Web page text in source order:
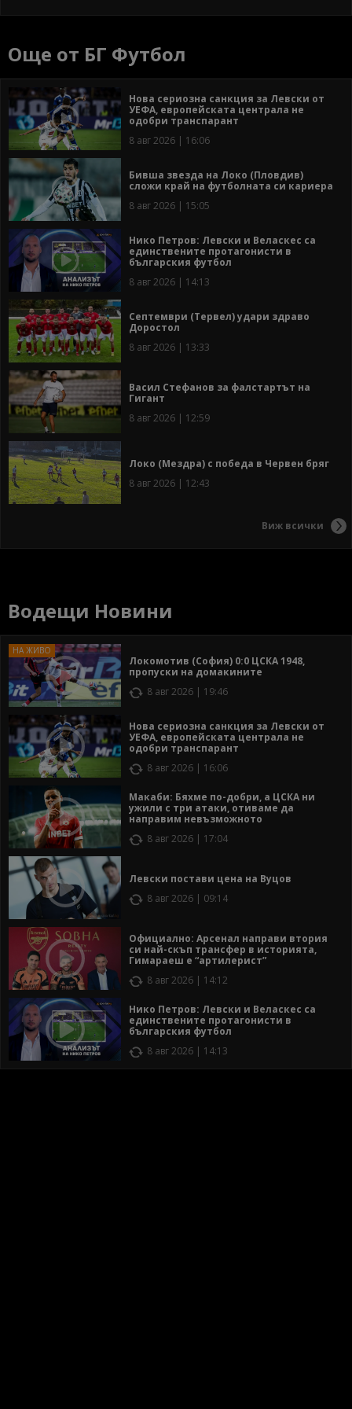
Още от БГ Футбол
Нова сериозна санкция за Левски от
УЕФА, европейската централа не
одобри транспарант
8 авг 2026 | 16:06
Бивша звезда на Локо (Пловдив)
сложи край на футболната си кариера
8 авг 2026 | 15:05
Нико Петров: Левски и Веласкес са
единствените протагонисти в
българския футбол
8 авг 2026 | 14:13
Септември (Тервел) удари здраво
Доростол
8 авг 2026 | 13:33
Васил Стефанов за фалстартът на
Гигант
8 авг 2026 | 12:59
Локо (Мездра) с победа в Червен бряг
8 авг 2026 | 12:43
Виж всички
Водещи Новини
Локомотив (София) 0:0 ЦСКА 1948,
пропуски на домакините
8 авг 2026 | 19:46
Нова сериозна санкция за Левски от
УЕФА, европейската централа не
одобри транспарант
8 авг 2026 | 16:06
Макаби: Бяхме по-добри, а ЦСКА ни
ужили с три атаки, отиваме да
направим невъзможното
8 авг 2026 | 17:04
Левски постави цена на Вуцов
8 авг 2026 | 09:14
Официално: Арсенал направи втория
си най-скъп трансфер в историята,
Гимараеш е “артилерист”
8 авг 2026 | 14:12
Нико Петров: Левски и Веласкес са
единствените протагонисти в
българския футбол
8 авг 2026 | 14:13